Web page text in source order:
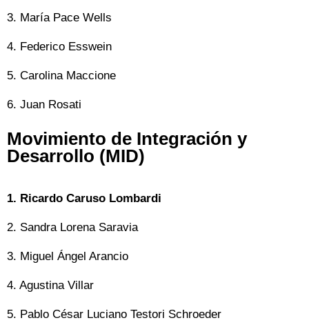
3. María Pace Wells
4. Federico Esswein
5. Carolina Maccione
6. Juan Rosati
Movimiento de Integración y
Desarrollo (MID)
1. Ricardo Caruso Lombardi
2. Sandra Lorena Saravia
3. Miguel Ángel Arancio
4. Agustina Villar
5. Pablo César Luciano Testori Schroeder